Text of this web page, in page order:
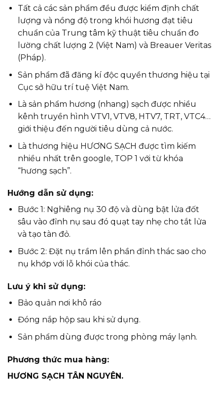
Tất cả các sản phẩm đều được kiểm định chất
lượng và nồng độ trong khói hương đạt tiêu
chuẩn của Trung tâm kỹ thuật tiêu chuẩn đo
lường chất lượng 2 (Việt Nam) và Breauer Veritas
(Pháp).
Sản phẩm đã đăng kí độc quyền thương hiệu tại
Cục sở hữu trí tuệ Việt Nam.
Là sản phẩm hương (nhang) sạch được nhiều
kênh truyền hình VTV1, VTV8, HTV7, TRT, VTC4…
giới thiệu đến người tiêu dùng cả nước.
Là thương hiệu HƯƠNG SẠCH được tìm kiếm
nhiều nhất trên google, TOP 1 với từ khóa
“hương sạch”.
Hướng dẫn sử dụng:
Bước 1: Nghiêng nụ 30 độ và dùng bật lửa đốt
sâu vào đỉnh nụ sau đó quạt tay nhẹ cho tắt lửa
và tạo tàn đỏ.
Bước 2: Đặt nụ trầm lên phần đỉnh thác sao cho
nụ khớp với lỗ khói của thác.
Lưu ý khi sử dụng:
Bảo quản nơi khô ráo
Đóng nắp hộp sau khi sử dụng.
Sản phẩm dùng được trong phòng máy lạnh.
Phương thức mua hàng:
HƯƠNG SẠCH TÂN NGUYÊN.